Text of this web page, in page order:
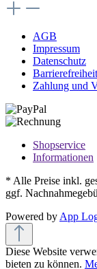
AGB
Impressum
Datenschutz
Barrierefreiheit
Zahlung und
Shopservice
Informationen
* Alle Preise inkl.
ggf.
Powered by App
Diese Website
bieten zu können.